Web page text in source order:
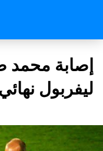
إصابة محمد
ليفربول